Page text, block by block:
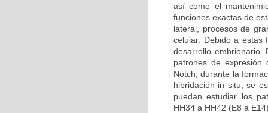
así como el
funciones exactas de
lateral, procesos de
celular. Debido a estas
desarrollo embrionario.
patrones de
Notch, durante la
hibridación in situ, se
puedan estudiar los
HH34 a HH42 (E8 a